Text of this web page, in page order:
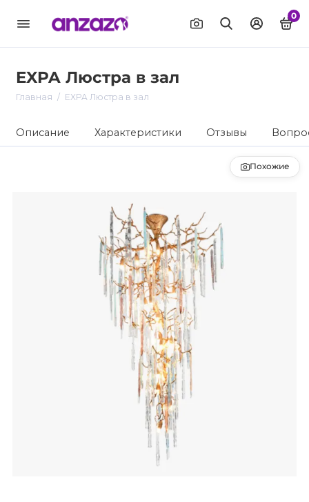
0
EXPA Люстра в зал
Главная EXPA Люстра в зал
Описание Характеристики Отзывы
Похожие